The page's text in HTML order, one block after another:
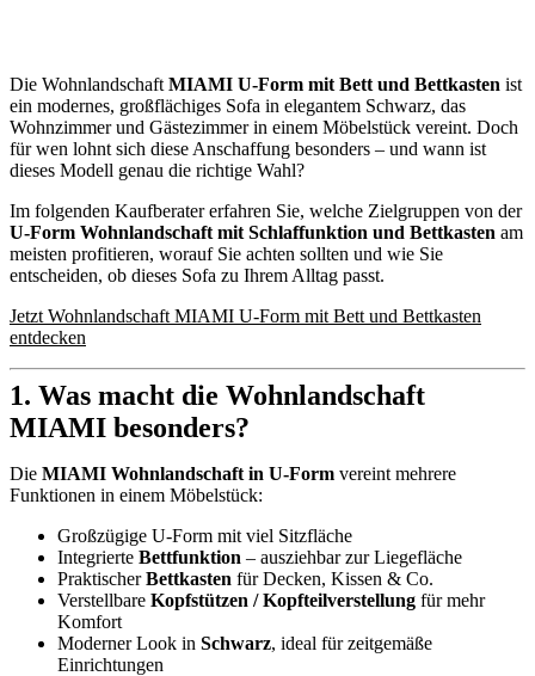
Die Wohnlandschaft MIAMI U-Form mit Bett und Bettkasten ist
ein modernes, großflächiges Sofa in elegantem Schwarz, das
Wohnzimmer und Gästezimmer in einem Möbelstück vereint. Doch
für wen lohnt sich diese Anschaffung besonders – und wann ist
dieses Modell genau die richtige Wahl?
Im folgenden Kaufberater erfahren Sie, welche Zielgruppen von der
U-Form Wohnlandschaft mit Schlaffunktion und Bettkasten am
meisten profitieren, worauf Sie achten sollten und wie Sie
entscheiden, ob dieses Sofa zu Ihrem Alltag passt.
Jetzt Wohnlandschaft MIAMI U-Form mit Bett und Bettkasten
entdecken
1. Was macht die Wohnlandschaft
MIAMI besonders?
Die MIAMI Wohnlandschaft in U-Form vereint mehrere
Funktionen in einem Möbelstück:
Großzügige U-Form mit viel Sitzfläche
Integrierte Bettfunktion – ausziehbar zur Liegefläche
PraktischerBettkasten für Decken, Kissen & Co.
Verstellbare Kopfstützen / Kopfteilverstellung für mehr
Komfort
Moderner Look in Schwarz, ideal für zeitgemäße
Einrichtungen